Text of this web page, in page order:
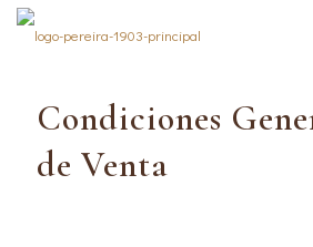
Condiciones
de Venta